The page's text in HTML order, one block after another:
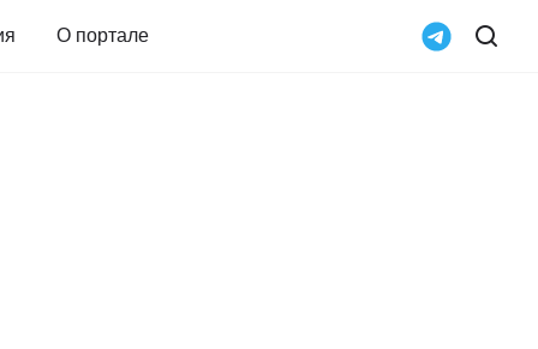
О портале